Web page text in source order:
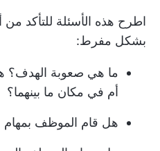
اطرح هذه الأسئلة للتأكد
بشكل مفرط:
ما هي صعوبة الهدف؟
أم في مكان ما بينهما؟
هل قام الموظف بمهام